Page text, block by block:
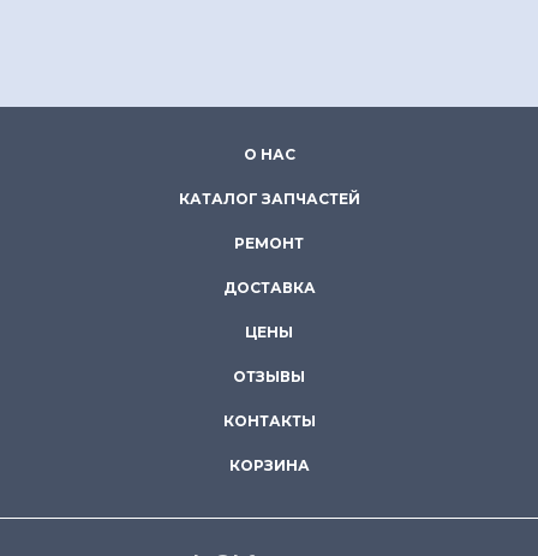
О НАС
КАТАЛОГ ЗАПЧАСТЕЙ
РЕМОНТ
ДОСТАВКА
ЦЕНЫ
ОТЗЫВЫ
КОНТАКТЫ
КОРЗИНА